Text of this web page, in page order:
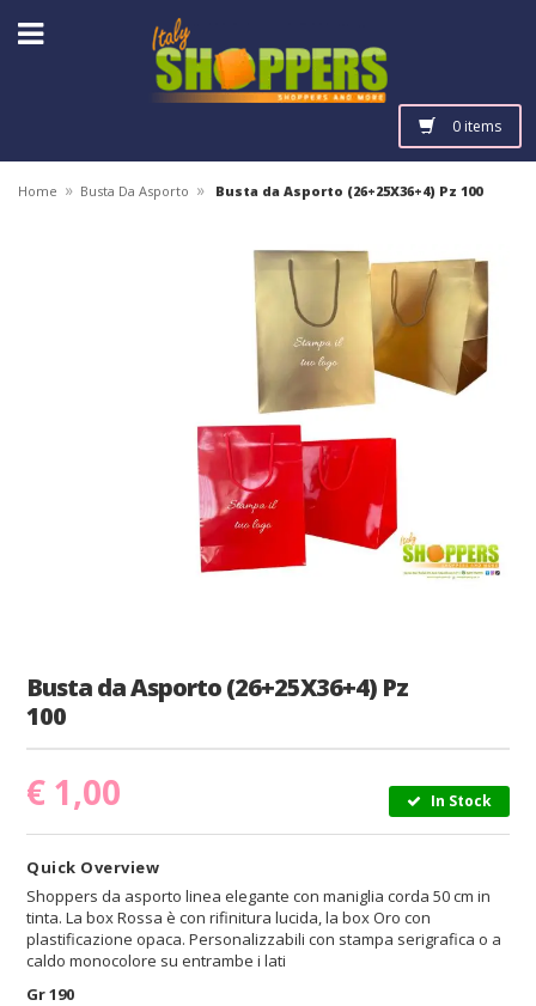
0 items
Home » Busta Da Asporto » Busta da Asporto (26+25X36+4) Pz 100
Busta da Asporto (26+25X36+4) Pz
100
€ 1,00 In Stock
Quick Overview
Shoppers da asporto linea elegante con maniglia corda 50 cm in
tinta. La box Rossa è con rifinitura lucida, la box Oro con
plastificazione opaca. Personalizzabili con stampa serigrafica o a
caldo monocolore su entrambe i lati
Gr 190